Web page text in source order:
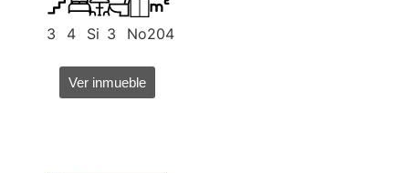
3 4 Si 3 No204
Ver inmueble